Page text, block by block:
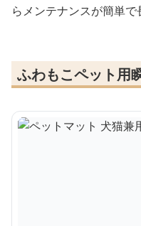
らメンテナンスが簡単で
ふわもこペット用